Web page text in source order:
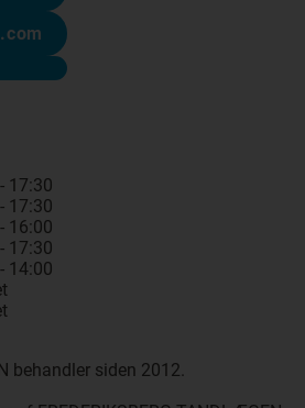
17:30
17:30
16:00
17:30
14:00
behandler siden 2012.